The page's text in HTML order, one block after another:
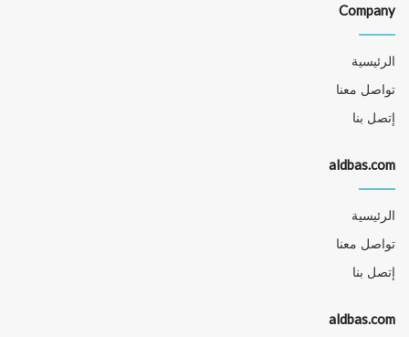
Company
الرئيسية
تواصل معنا
إتصل بنا
aldbas.com
الرئيسية
تواصل معنا
إتصل بنا
aldbas.com